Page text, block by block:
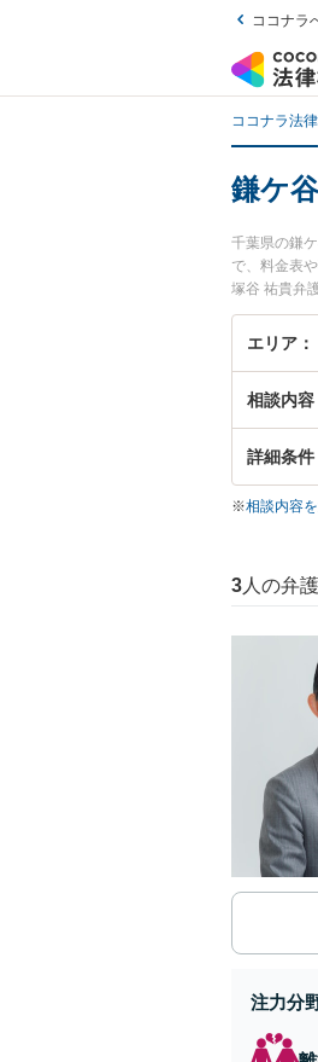
ココナラ
ココナラ法
鎌ケ
千葉県の鎌
で、料金表
塚谷 祐貴弁
数。こんな
のトラブル
エリア
相談内容
詳細条件
※相談内容
3 人の弁
注力分